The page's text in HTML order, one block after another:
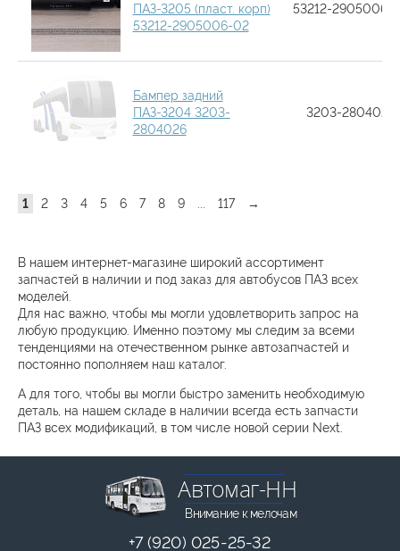
ПАЗ-3205 (пласт. корп)
53212-2905006-02
53212-2905006-
Бампер задний
ПАЗ-3204 3203-
2804026
3203-2804026
1 2 3 4 5 6 7 8 9 117 →
В нашем интернет-магазине широкий ассортимент
запчастей в наличии и под заказ для автобусов ПАЗ всех
моделей.
Для нас важно, чтобы мы могли удовлетворить запрос на
любую продукцию. Именно поэтому мы следим за всеми
тенденциями на отечественном рынке автозапчастей и
постоянно пополняем наш каталог.
А для того, чтобы вы могли быстро заменить необходимую
деталь, на нашем складе в наличии всегда есть запчасти
ПАЗ всех модификаций, в том числе новой серии Next.
Автомаг-НН
Внимание к мелочам
+7 (920) 025-25-32